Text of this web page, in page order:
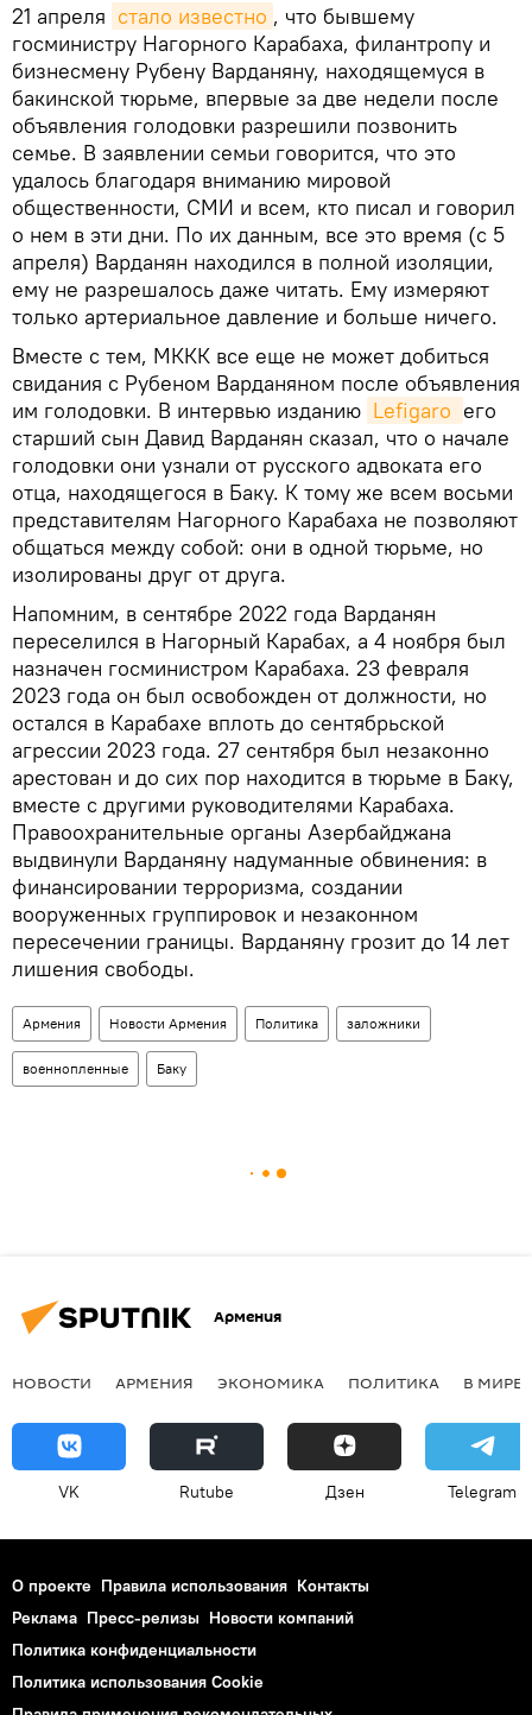
21 апреля стало известно , что бывшему
госминистру Нагорного Карабаха, филантропу и
бизнесмену Рубену Варданяну, находящемуся в
бакинской тюрьме, впервые за две недели после
объявления голодовки разрешили позвонить
семье. В заявлении семьи говорится, что это
удалось благодаря вниманию мировой
общественности, СМИ и всем, кто писал и говорил
о нем в эти дни. По их данным, все это время (с 5
апреля) Варданян находился в полной изоляции,
ему не разрешалось даже читать. Ему измеряют
только артериальное давление и больше ничего.
Вместе с тем, МККК все еще не может добиться
свидания с Рубеном Варданяном после объявления
им голодовки. В интервью изданию Lefigaro его
старший сын Давид Варданян сказал, что о начале
голодовки они узнали от русского адвоката его
отца, находящегося в Баку. К тому же всем восьми
представителям Нагорного Карабаха не позволяют
общаться между собой: они в одной тюрьме, но
изолированы друг от друга.
Напомним, в сентябре 2022 года Варданян
переселился в Нагорный Карабах, а 4 ноября был
назначен госминистром Карабаха. 23 февраля
2023 года он был освобожден от должности, но
остался в Карабахе вплоть до сентябрьской
агрессии 2023 года. 27 сентября был незаконно
арестован и до сих пор находится в тюрьме в Баку,
вместе с другими руководителями Карабаха.
Правоохранительные органы Азербайджана
выдвинули Варданяну надуманные обвинения: в
финансировании терроризма, создании
вооруженных группировок и незаконном
пересечении границы. Варданяну грозит до 14 лет
лишения свободы.
Армения Новости Армения Политика заложники
военнопленные Баку
Армения
НОВОСТИ АРМЕНИЯ ЭКОНОМИКА ПОЛИТИКА В МИРЕ
VK Rutube Дзен Telegram
О проекте Правила использования Контакты
Реклама Пресс-релизы Новости компаний
Политика конфиденциальности
Политика использования Cookie